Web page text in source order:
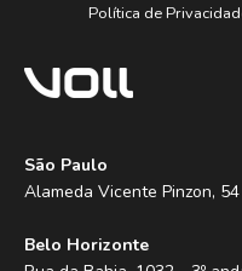
Política de
São Paulo
Alameda Vicente Pinzon,
Belo Horizonte